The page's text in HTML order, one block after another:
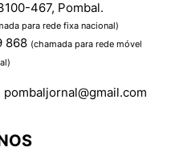
467, Pombal.
para rede fixa nacional)
868 (chamada para rede móvel
pombaljornal@gmail.com